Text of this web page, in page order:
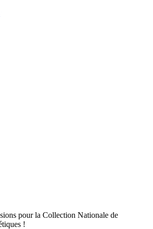
pour la Collection Nationale de
!